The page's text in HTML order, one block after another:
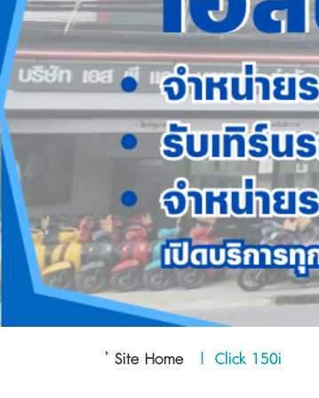
Site Home | Click 150i